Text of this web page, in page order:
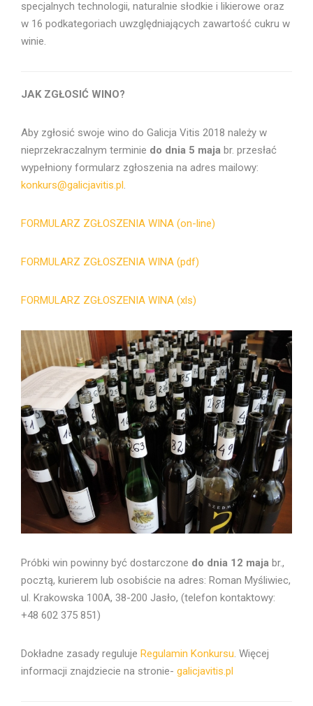
specjalnych technologii, naturalnie słodkie i likierowe oraz
w 16 podkategoriach uwzględniających zawartość cukru w
winie.
JAK ZGŁOSIĆ WINO?
Aby zgłosić swoje wino do Galicja Vitis 2018 należy w
nieprzekraczalnym terminie do dnia 5 maja br. przesłać
wypełniony formularz zgłoszenia na adres mailowy:
konkurs@galicjavitis.pl .
FORMULARZ ZGŁOSZENIA WINA (on-line)
FORMULARZ ZGŁOSZENIA WINA (pdf)
FORMULARZ ZGŁOSZENIA WINA (xls)
Próbki win powinny być dostarczone do dnia 12 maja br.,
pocztą, kurierem lub osobiście na adres: Roman Myśliwiec,
ul. Krakowska 100A, 38-200 Jasło, (telefon kontaktowy:
+48 602 375 851)
Dokładne zasady reguluje Regulamin Konkursu. Więcej
informacji znajdziecie na stronie- galicjavitis.pl